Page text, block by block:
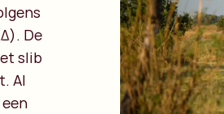
De
slib
Al